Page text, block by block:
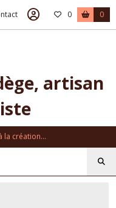
0 0
artisan
la création...